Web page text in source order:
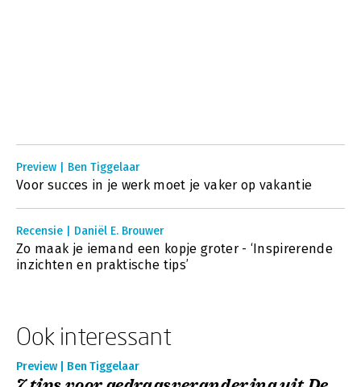
Preview | Ben Tiggelaar
Voor succes in je werk moet je vaker op vakantie
Recensie | Daniël E. Brouwer
Zo maak je iemand een kopje groter - ‘Inspirerende
inzichten en praktische tips’
Ook interessant
Preview | Ben Tiggelaar